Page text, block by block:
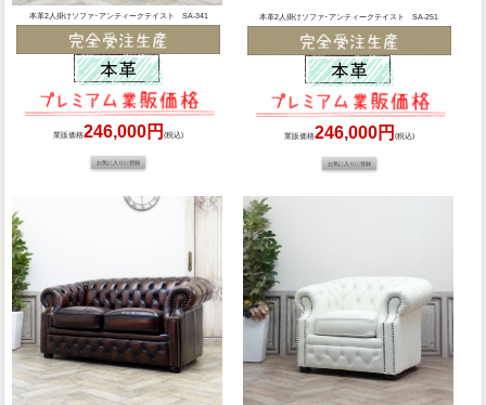
本革2人掛けソファ･アンティークテイスト SA-341
業販価格246,000円(税込)
本革2人掛けソファ･アンティークテイスト SA-251
業販価格246,000円 (税込)